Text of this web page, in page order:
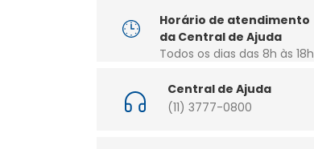
Horário de atendimento
da Central de Ajuda
Todos os dias das 8h às 18h
Central de Ajuda
(11) 3777-0800